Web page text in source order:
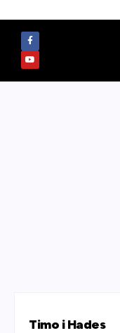
Timo i Hades